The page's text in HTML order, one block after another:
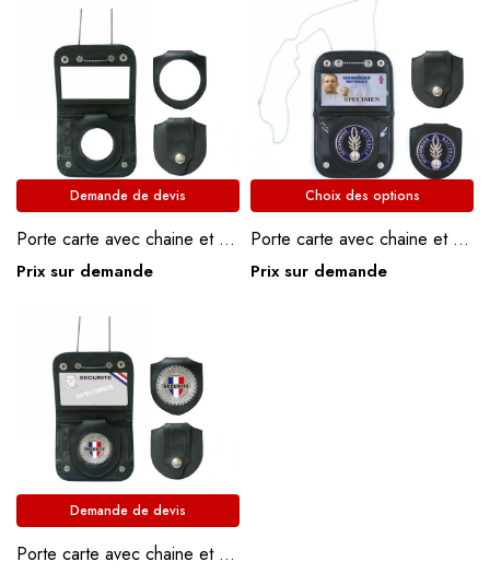
Demande de devis
Porte carte avec chaine et porte insigne
Prix sur demande
Choix des options
Porte carte avec chaine et médaille Gendarmerie
Prix sur demande
Demande de devis
Porte carte avec chaine et médaille Sécurité